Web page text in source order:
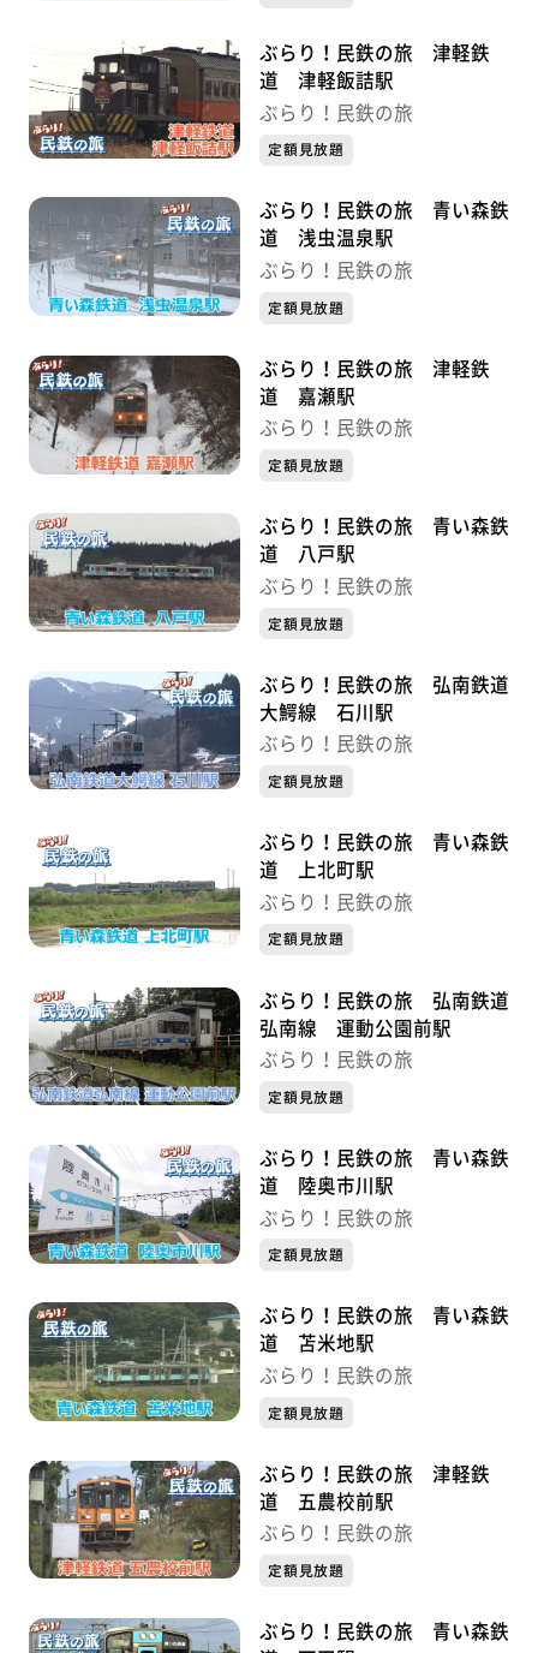
ぶらり！民鉄の旅 津軽鉄
道 津軽飯詰駅
ぶらり！民鉄の旅
定額見放題
ぶらり！民鉄の旅 青い森鉄
道 浅虫温泉駅
ぶらり！民鉄の旅
定額見放題
ぶらり！民鉄の旅 津軽鉄
道 嘉瀬駅
ぶらり！民鉄の旅
定額見放題
ぶらり！民鉄の旅 青い森鉄
道 八戸駅
ぶらり！民鉄の旅
定額見放題
ぶらり！民鉄の旅 弘南鉄道
大鰐線 石川駅
ぶらり！民鉄の旅
定額見放題
ぶらり！民鉄の旅 青い森鉄
道 上北町駅
ぶらり！民鉄の旅
定額見放題
ぶらり！民鉄の旅 弘南鉄道
弘南線 運動公園前駅
ぶらり！民鉄の旅
定額見放題
ぶらり！民鉄の旅 青い森鉄
道 陸奥市川駅
ぶらり！民鉄の旅
定額見放題
ぶらり！民鉄の旅 青い森鉄
道 苫米地駅
ぶらり！民鉄の旅
定額見放題
ぶらり！民鉄の旅 津軽鉄
道 五農校前駅
ぶらり！民鉄の旅
定額見放題
ぶらり！民鉄の旅 青い森鉄